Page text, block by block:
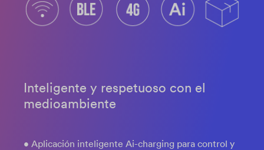
Inteligente y respetuoso con el
medioambiente
• Aplicación inteligente Ai-charging para control y